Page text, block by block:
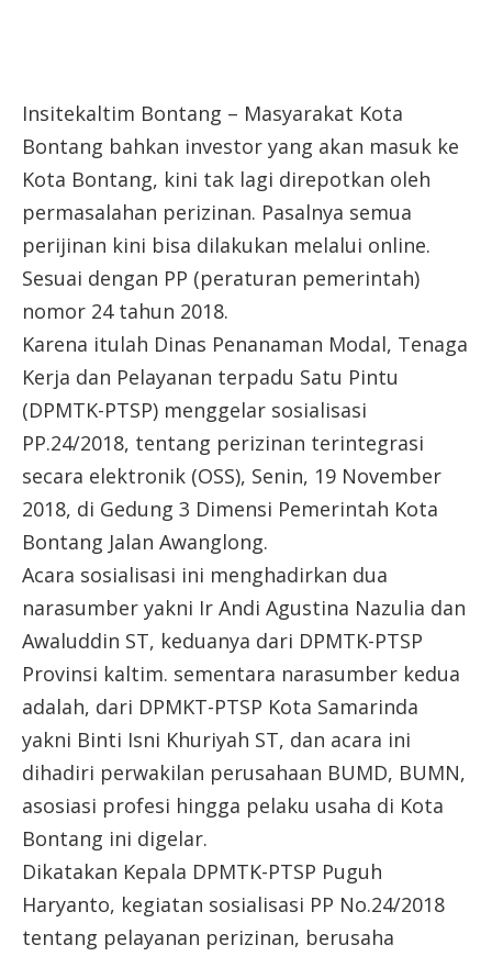
Insitekaltim Bontang – Masyarakat Kota
Bontang bahkan investor yang akan masuk ke
Kota Bontang, kini tak lagi direpotkan oleh
permasalahan perizinan. Pasalnya semua
perijinan kini bisa dilakukan melalui online.
Sesuai dengan PP (peraturan pemerintah)
nomor 24 tahun 2018.
Karena itulah Dinas Penanaman Modal, Tenaga
Kerja dan Pelayanan terpadu Satu Pintu
(DPMTK-PTSP) menggelar sosialisasi
PP.24/2018, tentang perizinan terintegrasi
secara elektronik (OSS), Senin, 19 November
2018, di Gedung 3 Dimensi Pemerintah Kota
Bontang Jalan Awanglong.
Acara sosialisasi ini menghadirkan dua
narasumber yakni Ir Andi Agustina Nazulia dan
Awaluddin ST, keduanya dari DPMTK-PTSP
Provinsi kaltim. sementara narasumber kedua
adalah, dari DPMKT-PTSP Kota Samarinda
yakni Binti Isni Khuriyah ST, dan acara ini
dihadiri perwakilan perusahaan BUMD, BUMN,
asosiasi profesi hingga pelaku usaha di Kota
Bontang ini digelar.
Dikatakan Kepala DPMTK-PTSP Puguh
Haryanto, kegiatan sosialisasi PP No.24/2018
tentang pelayanan perizinan, berusaha